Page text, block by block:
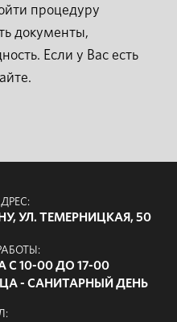
процедуру
документы,
Если у Вас есть
УЛ. ТЕМЕРНИЦКАЯ, 50
С 10-00 ДО 17-00
- САНИТАРНЫЙ ДЕНЬ